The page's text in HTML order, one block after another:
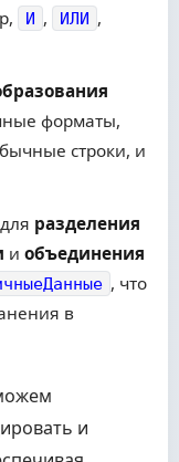
И , ИЛИ ,
форматы,
строки, и
разделения
и объединения
, что
в
и